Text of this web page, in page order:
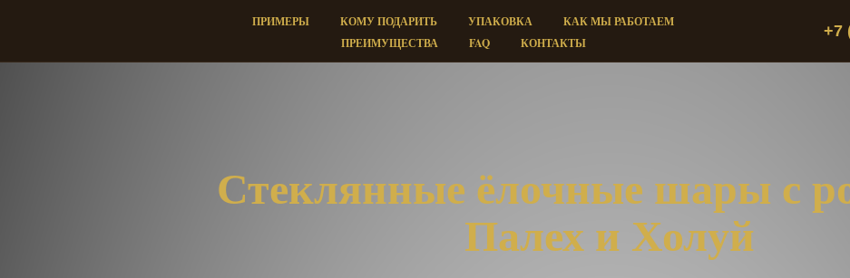
ПРИМЕРЫ КОМУ ПОДАРИТЬ УПАКОВКА
КАК МЫ РАБОТАЕМ
ПРЕИМУЩЕСТВА
FAQ КОНТАКТЫ
+7
Стеклянные ёлочные шары с
Палех и Холуй